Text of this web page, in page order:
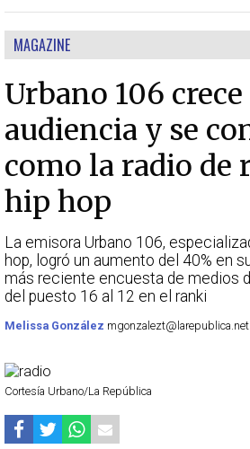
MAGAZINE
Urbano 106
audiencia y se
como la radio de
hip hop
La emisora Urbano 106,
hop, logró un aumento del 40% en
más reciente encuesta de medios
del puesto 16 al 12 en el ranki
Melissa González
Cortesía Urbano/La República